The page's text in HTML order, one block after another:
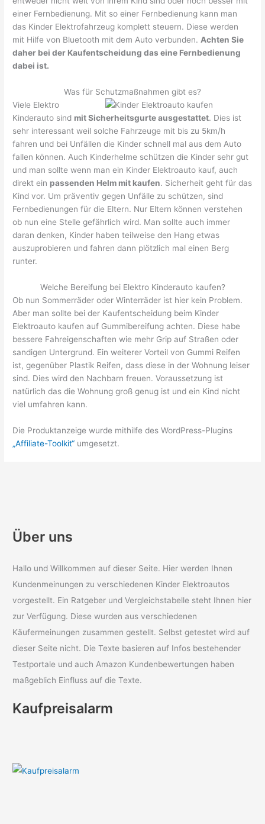
einer Fernbedienung. Mit so einer Fernbedienung kann man
das Kinder Elektrofahrzeug komplett steuern. Diese werden
mit Hilfe von Bluetooth mit dem Auto verbunden. Achten Sie
daher bei der Kaufentscheidung das eine Fernbedienung
dabei ist.
Was für Schutzmaßnahmen gibt es?
Viele Elektro
Kinderauto sind mit Sicherheitsgurte ausgestattet. Dies ist
sehr interessant weil solche Fahrzeuge mit bis zu 5km/h
fahren und bei Unfällen die Kinder schnell mal aus dem Auto
fallen können. Auch Kinderhelme schützen die Kinder sehr gut
und man sollte wenn man ein Kinder Elektroauto kauf, auch
direkt ein passenden Helm mit kaufen. Sicherheit geht für das
Kind vor. Um präventiv gegen Unfälle zu schützen, sind
Fernbedienungen für die Eltern. Nur Eltern können verstehen
ob nun eine Stelle gefährlich wird. Man sollte auch immer
daran denken, Kinder haben teilweise den Hang etwas
auszuprobieren und fahren dann plötzlich mal einen Berg
runter.
Welche Bereifung bei Elektro Kinderauto kaufen?
Ob nun Sommerräder oder Winterräder ist hier kein Problem.
Aber man sollte bei der Kaufentscheidung beim Kinder
Elektroauto kaufen auf Gummibereifung achten. Diese habe
bessere Fahreigenschaften wie mehr Grip auf Straßen oder
sandigen Untergrund. Ein weiterer Vorteil von Gummi Reifen
ist, gegenüber Plastik Reifen, dass diese in der Wohnung leiser
sind. Dies wird den Nachbarn freuen. Voraussetzung ist
natürlich das die Wohnung groß genug ist und ein Kind nicht
viel umfahren kann.
Die Produktanzeige wurde mithilfe des WordPress-Plugins
„Affiliate-Toolkit“ umgesetzt.
Über uns
Hallo und Willkommen auf dieser Seite. Hier werden Ihnen
Kundenmeinungen zu verschiedenen Kinder Elektroautos
vorgestellt. Ein Ratgeber und Vergleichstabelle steht Ihnen hier
zur Verfügung. Diese wurden aus verschiedenen
Käufermeinungen zusammen gestellt. Selbst getestet wird auf
dieser Seite nicht. Die Texte basieren auf Infos bestehender
Testportale und auch Amazon Kundenbewertungen haben
maßgeblich Einfluss auf die Texte.
Kaufpreisalarm